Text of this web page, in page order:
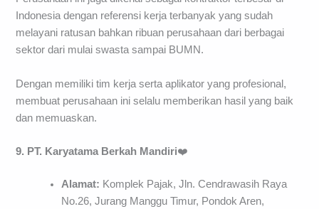
Indonesia dengan referensi kerja terbanyak yang sudah
melayani ratusan bahkan ribuan perusahaan dari berbagai
sektor dari mulai swasta sampai BUMN.
Dengan memiliki tim kerja serta aplikator yang profesional,
membuat perusahaan ini selalu memberikan hasil yang baik
dan memuaskan.
9. PT. Karyatama Berkah Mandiri❤️
Alamat: Komplek Pajak, Jln. Cendrawasih Raya
No.26, Jurang Manggu Timur, Pondok Aren,